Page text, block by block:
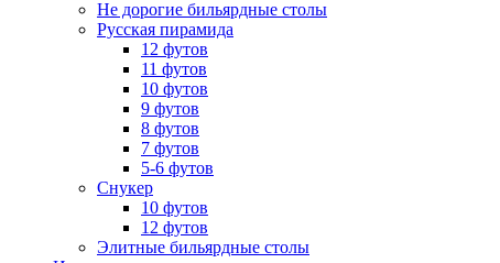
Не дорогие бильярдные столы
Русская пирамида
12 футов
11 футов
10 футов
9 футов
8 футов
7 футов
5-6 футов
Снукер
10 футов
12 футов
Элитные бильярдные столы